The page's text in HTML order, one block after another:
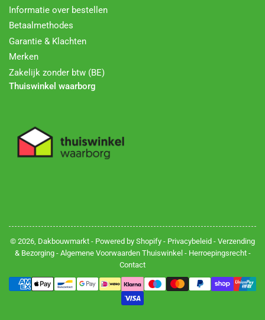
Informatie over bestellen
Betaalmethodes
Garantie & Klachten
Merken
Zakelijk zonder btw (BE)
Thuiswinkel waarborg
© 2026, Dakbouwmarkt - Powered by Shopify - Privacybeleid - Verzending
& Bezorging- Algemene Voorwaarden Thuiswinkel - Herroepingsrecht-
Contact
Betalingsmethoden